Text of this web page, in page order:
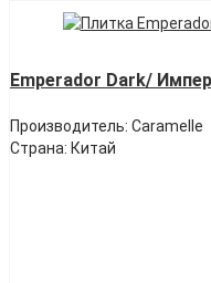
Emperador Dark/
Производитель: Caramelle
Страна: Китай